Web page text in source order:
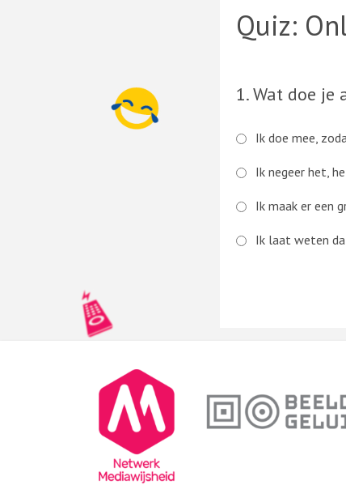
Quiz:
1. Wat doe je
Ik doe mee,
Ik negeer het,
Ik maak er een
Ik laat weten